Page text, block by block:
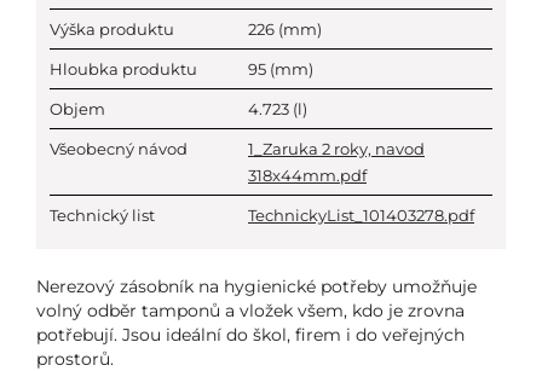
Výška produktu 226 (mm)
Hloubka produktu 95 (mm)
Objem 4.723 (l)
Všeobecný návod
1_Zaruka 2 roky, navod
318x44mm.pdf
Technický list TechnickyList_101403278.pdf
Nerezový zásobník na hygienické potřeby umožňuje
volný odběr tamponů a vložek všem, kdo je zrovna
potřebují. Jsou ideální do škol, firem i do veřejných
prostorů.